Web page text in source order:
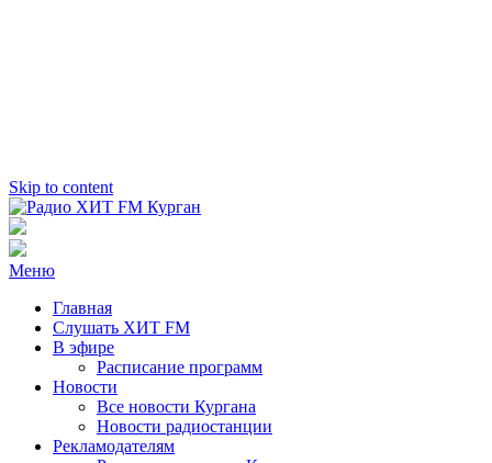
Skip to content
Радио ХИТ FM Курган
103.2 FM
Меню
Главная
Слушать ХИТ FM
В эфире
Расписание программ
Новости
Все новости Кургана
Новости радиостанции
Рекламодателям